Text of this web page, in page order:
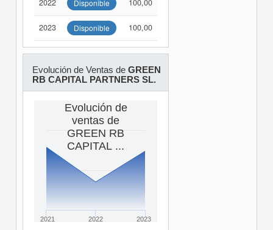
2022 Disponible 100,00
2023 Disponible 100,00
Evolución de Ventas de GREEN
RB CAPITAL PARTNERS SL.
Evolución de
ventas de
GREEN RB
CAPITAL ...
2021 2022 2023